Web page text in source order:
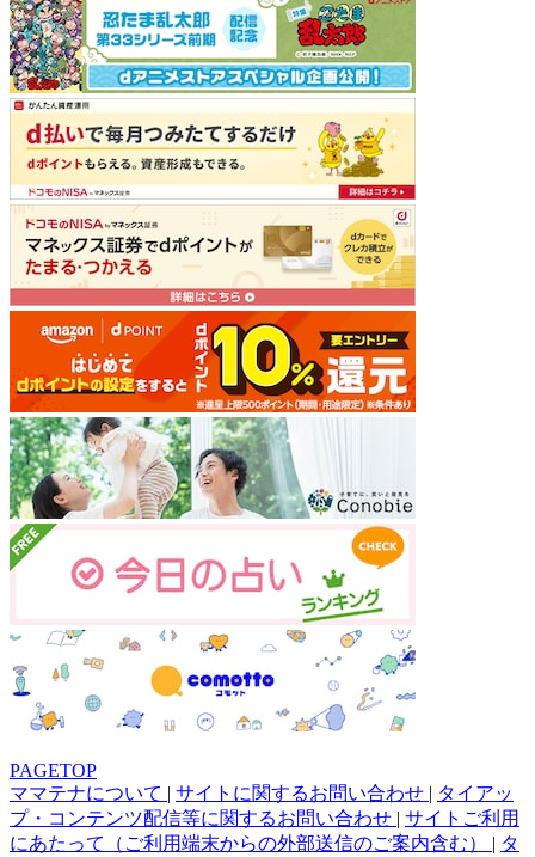
PAGETOP
ママテナについて | サイトに関するお問い合わせ | タイアッ
プ・コンテンツ配信等に関するお問い合わせ | サイトご利用
にあたって（ご利用端末からの外部送信のご案内含む） | タ